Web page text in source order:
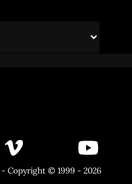
- Copyright © 1999 - 2026